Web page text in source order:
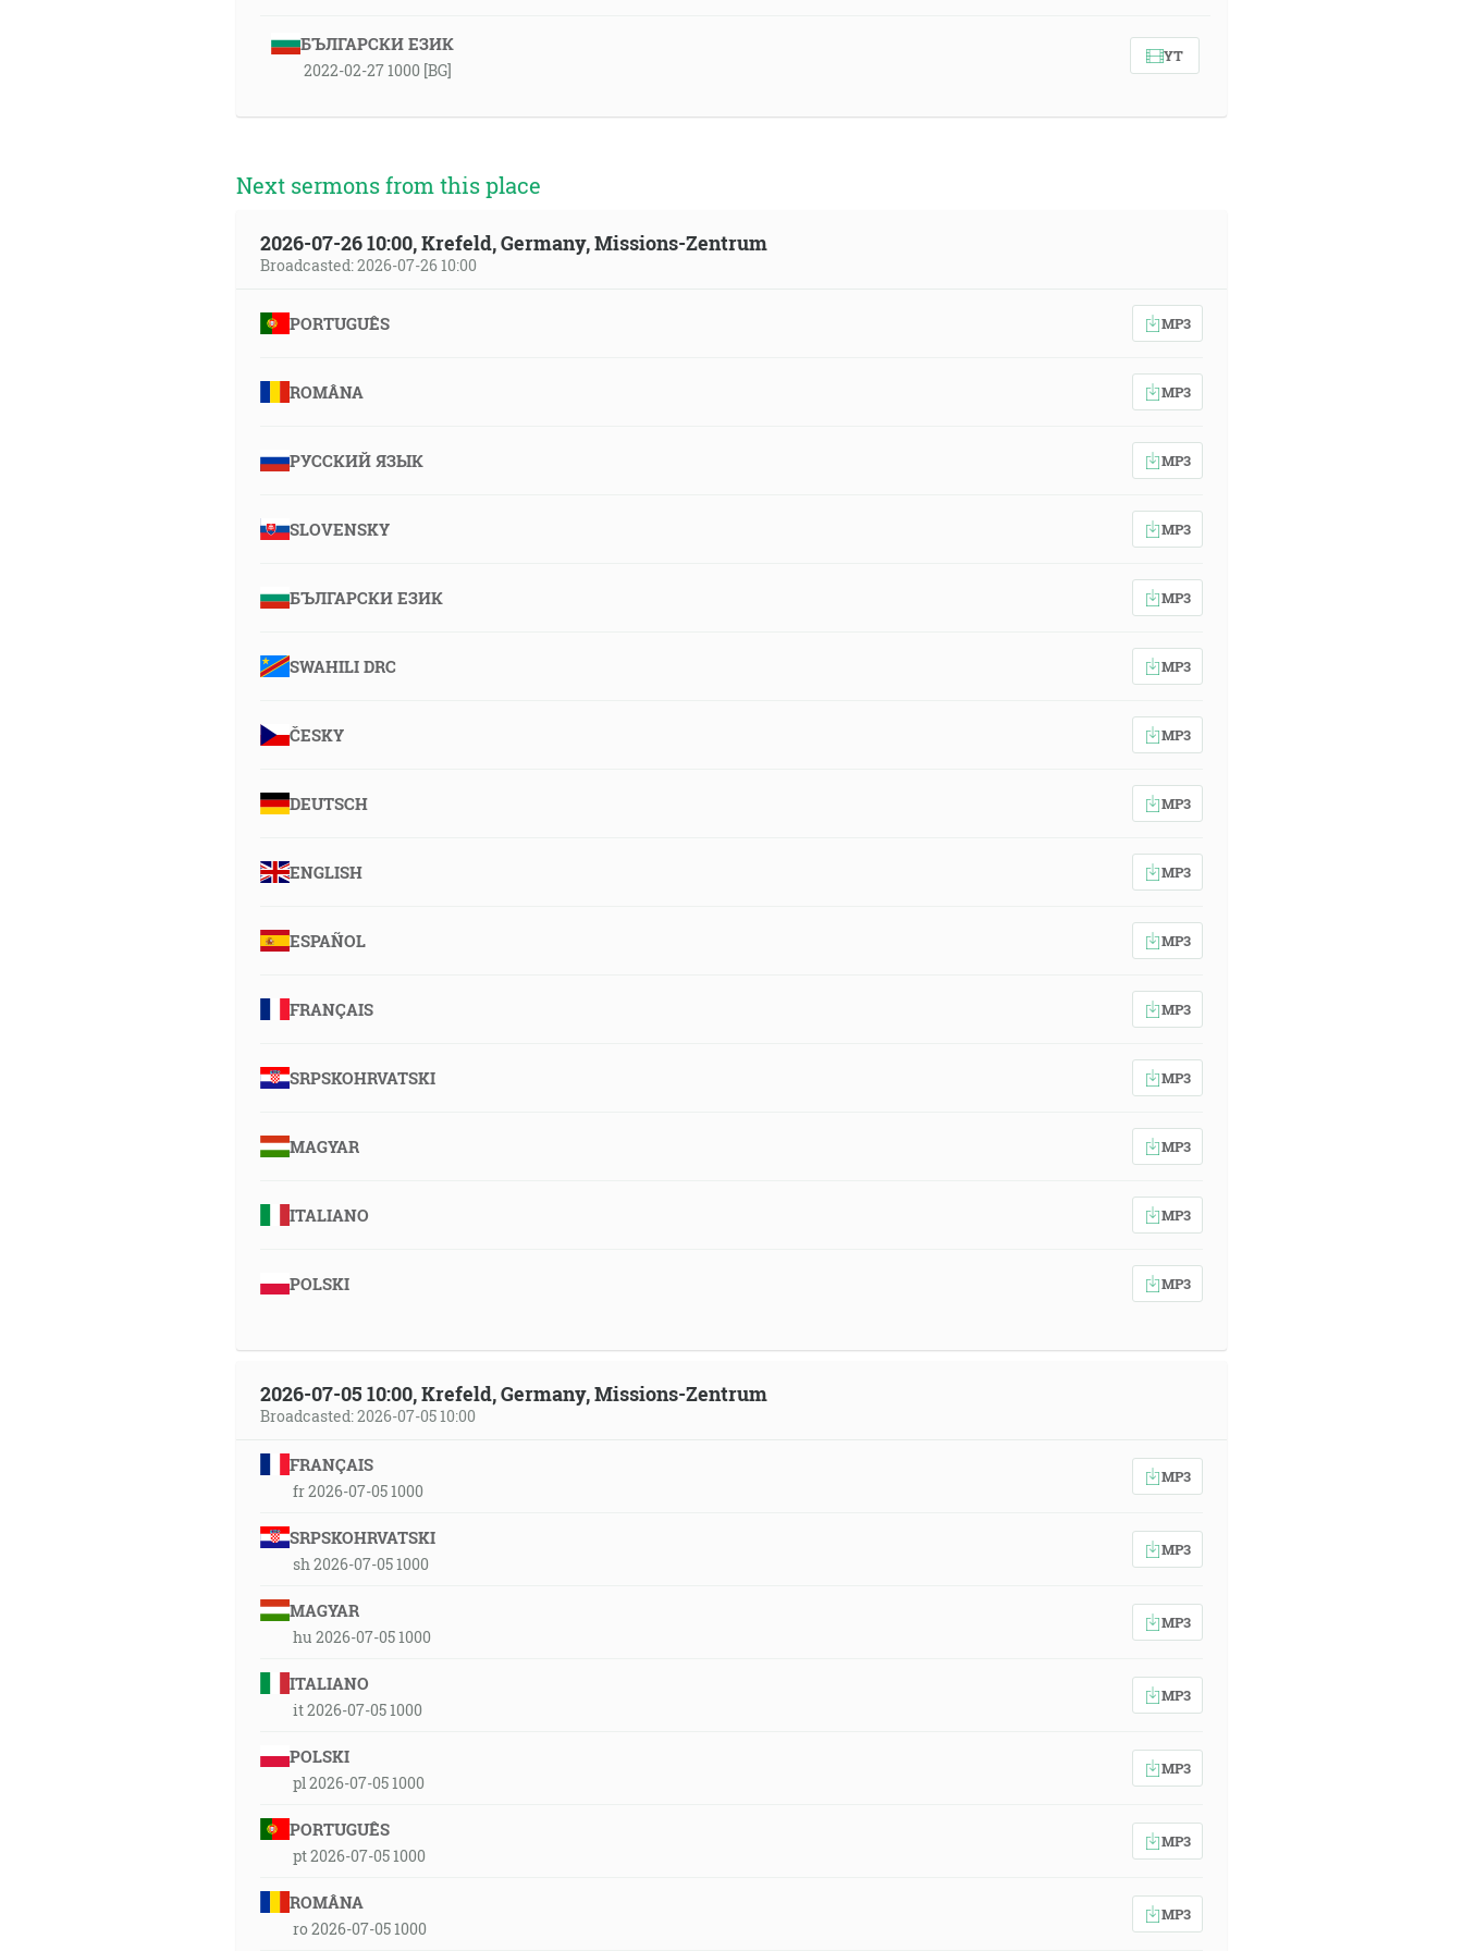
БЪЛГАРСКИ ЕЗИК
2022-02-27 1000 [BG]
YT
Next sermons from this place
2026-07-26 10:00, Krefeld, Germany, Missions-Zentrum
Broadcasted: 2026-07-26 10:00
PORTUGUÊS MP3
ROMÂNA MP3
РУССКИЙ ЯЗЫК MP3
SLOVENSKY MP3
БЪЛГАРСКИ ЕЗИК MP3
SWAHILI DRC MP3
ČESKY MP3
DEUTSCH MP3
ENGLISH MP3
ESPAÑOL MP3
FRANÇAIS MP3
SRPSKOHRVATSKI MP3
MAGYAR MP3
ITALIANO MP3
POLSKI MP3
2026-07-05 10:00, Krefeld, Germany, Missions-Zentrum
Broadcasted: 2026-07-05 10:00
FRANÇAIS
fr 2026-07-05 1000
MP3
SRPSKOHRVATSKI
sh 2026-07-05 1000
MP3
MAGYAR
hu 2026-07-05 1000
MP3
ITALIANO
it 2026-07-05 1000
MP3
POLSKI
pl 2026-07-05 1000
MP3
PORTUGUÊS
pt 2026-07-05 1000
MP3
ROMÂNA
ro 2026-07-05 1000
MP3